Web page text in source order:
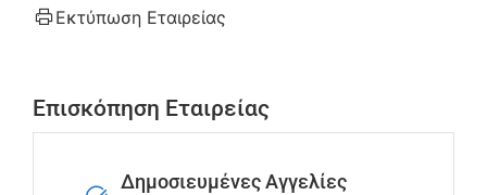
Εκτύπωση Εταιρείας
Επισκόπηση Εταιρείας
Δημοσιευμένες Αγγελίες